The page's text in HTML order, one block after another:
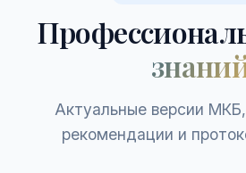
Актуальные версии
рекомендации и